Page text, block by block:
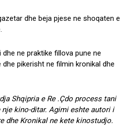
dhe beja pjese ne shoqaten e
ne praktike fillova pune ne
pikerisht ne filmin kronikal dhe
Shqipria e Re .Çdo process tani
nje kino-ditar. Agimi eshte autori i
dhe Kronikal ne kete kinostudjo.